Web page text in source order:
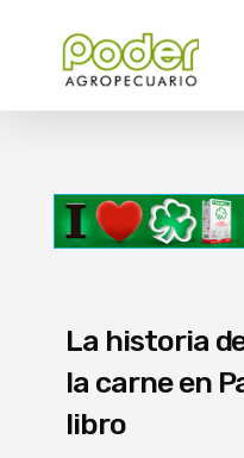
La historia
la carne en
libro